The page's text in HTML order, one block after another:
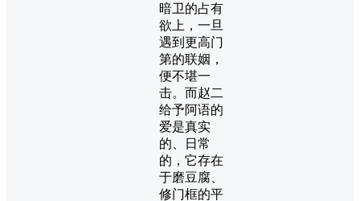
暗卫的占有
欲上，一旦
遇到更高门
第的联姻，
便不堪一
击。而赵二
给予阿语的
爱是真实
的、日常
的，它存在
于磨豆腐、
修门框的平